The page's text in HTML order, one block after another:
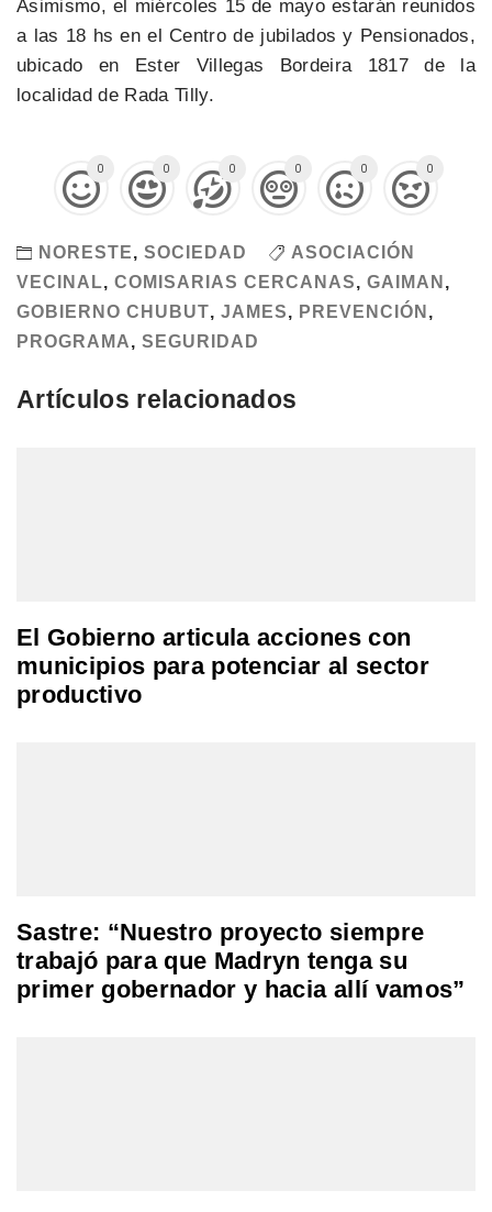
Asimismo, el miércoles 15 de mayo estarán reunidos
a las 18 hs en el Centro de jubilados y Pensionados,
ubicado en Ester Villegas Bordeira 1817 de la
localidad de Rada Tilly.
0 0 0 0 0 0
NORESTE, SOCIEDAD
ASOCIACIÓN
VECINAL, COMISARIAS CERCANAS, GAIMAN ,
GOBIERNO CHUBUT, JAMES, PREVENCIÓN ,
PROGRAMA, SEGURIDAD
Artículos relacionados
El Gobierno articula acciones con
municipios para potenciar al sector
productivo
Sastre: “Nuestro proyecto siempre
trabajó para que Madryn tenga su
primer gobernador y hacia allí vamos”